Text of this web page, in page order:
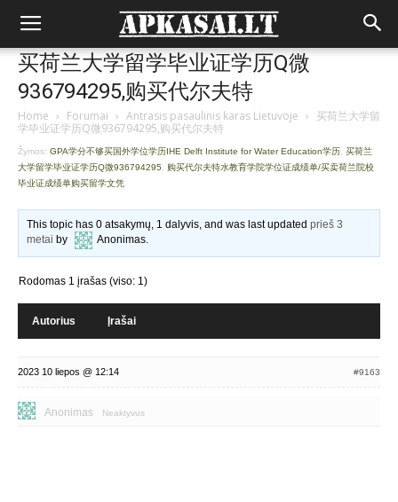
买荷兰大学留学毕业证学历Q微
936794295,购买代尔夫特
Home › Forumai › Antrasis pasaulinis karas Lietuvoje › 买荷兰大学留
学毕业证学历Q微936794295,购买代尔夫特
Žymos: GPA学分不够买国外学位学历IHE Delft Institute for Water Education学历 买荷兰
大学留学毕业证学历Q微936794295
购买代尔夫特水教育学院学位证成绩单/买卖荷兰院校
毕业证成绩单购买留学文凭
This topic has 0 atsakymų, 1 dalyvis, and was last updatedprieš 3
metai by Anonimas.
Rodomas 1 įrašas (viso: 1)
Autorius Įrašai
2023 10 liepos @ 12:14 #9163
Anonimas Neaktyvus